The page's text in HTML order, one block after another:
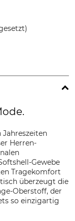
Herren-
Gewebe
Tragekomfort
überzeugt die
Oberstoff, der
so einzigartig